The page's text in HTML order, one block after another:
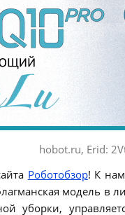
hobot.ru, Erid:
Роботобзор! К
модель
уборки,